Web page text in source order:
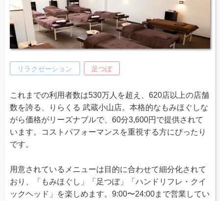
リラクゼーション 足つぼ
これまでの利用者数は530万人を超え、620店以上の店舗
数を誇る、りらくる 武蔵小山店。本格的なもみほぐしな
がら価格がリーズナブルで、60分3,600円で提供されて
います。コストパフォーマンスを重視する方にぴったり
です。
用意されているメニューは目的に合わせて細分化されて
おり、「もみほぐし」「足つぼ」「ハンドリフレ・クイ
ックヘッド」を楽しめます。9:00〜24:00まで営業してい